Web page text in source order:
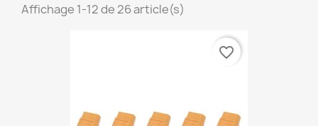
Affichage 1-12 de 26 article(s)
favorite_border